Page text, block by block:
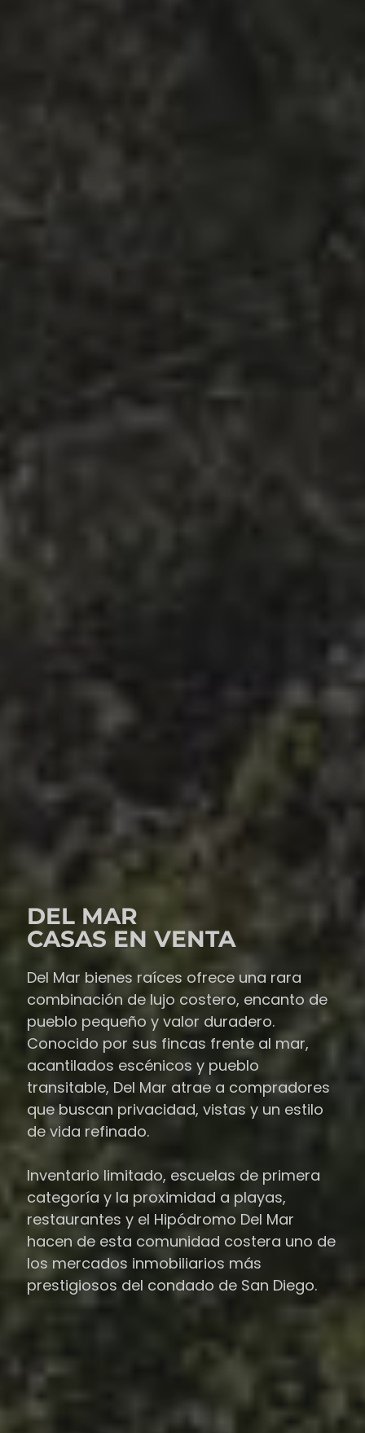
DEL MAR
CASAS EN VENTA
Del Mar bienes raíces ofrece una rara
combinación de lujo costero, encanto de
pueblo pequeño y valor duradero.
Conocido por sus fincas frente al mar,
acantilados escénicos y pueblo
transitable, Del Mar atrae a compradores
que buscan privacidad, vistas y un estilo
de vida refinado.
Inventario limitado, escuelas de primera
categoría y la proximidad a playas,
restaurantes y el Hipódromo Del Mar
hacen de esta comunidad costera uno de
los mercados inmobiliarios más
prestigiosos del condado de San Diego.